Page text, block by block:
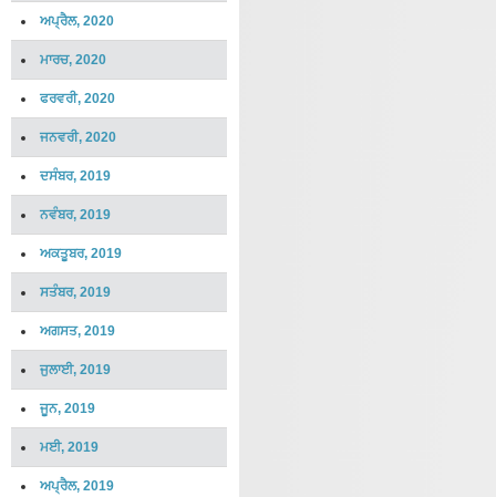
ਅਪ੍ਰੈਲ, 2020
ਮਾਰਚ, 2020
ਫਰਵਰੀ, 2020
ਜਨਵਰੀ, 2020
ਦਸੰਬਰ, 2019
ਨਵੰਬਰ, 2019
ਅਕਤੂਬਰ, 2019
ਸਤੰਬਰ, 2019
ਅਗਸਤ, 2019
ਜੁਲਾਈ, 2019
ਜੂਨ, 2019
ਮਈ, 2019
ਅਪ੍ਰੈਲ, 2019